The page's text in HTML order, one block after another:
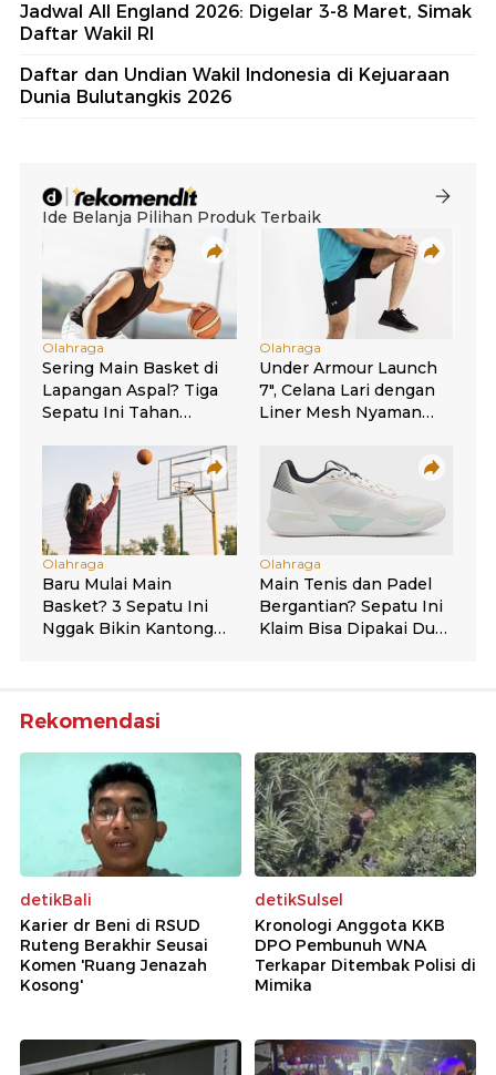
Jadwal All England 2026: Digelar 3-8 Maret, Simak
Daftar Wakil RI
Daftar dan Undian Wakil Indonesia di Kejuaraan
Dunia Bulutangkis 2026
Rekomendasi
detikBali
Karier dr Beni di RSUD
Ruteng Berakhir Seusai
Komen 'Ruang Jenazah
Kosong'
detikSulsel
Kronologi Anggota KKB
DPO Pembunuh WNA
Terkapar Ditembak Polisi di
Mimika